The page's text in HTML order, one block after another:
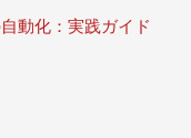
動化：実践ガイド